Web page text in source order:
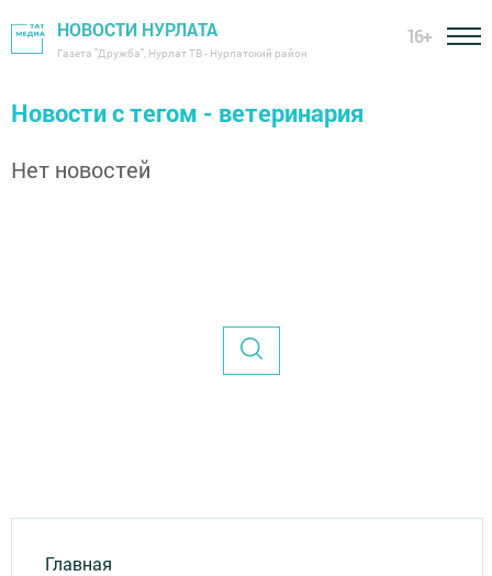
НОВОСТИ НУРЛАТА
Газета "Дружба", Нурлат ТВ - Нурлатский район
16+
Новости с тегом - ветеринария
Нет новостей
Главная